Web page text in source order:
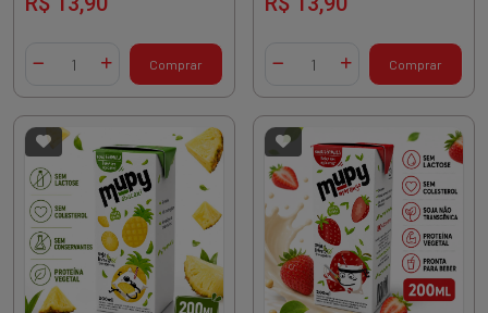
Diminuir QuantidadeAdicionar Quantidade
Comprar
Diminuir QuantidadeAdicionar Quantidade
Comprar